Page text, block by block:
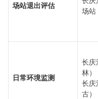
场站退出评估
场站
日常环境监测
长庆
林）
长庆
古）